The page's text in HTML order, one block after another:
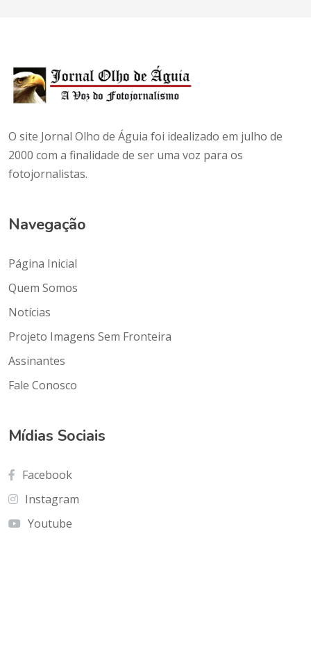
O site Jornal Olho de Águia foi idealizado em julho de
2000 com a finalidade de ser uma voz para os
fotojornalistas.
Navegação
Página Inicial
Quem Somos
Notícias
Projeto Imagens Sem Fronteira
Assinantes
Fale Conosco
Mídias Sociais
Facebook
Instagram
Youtube